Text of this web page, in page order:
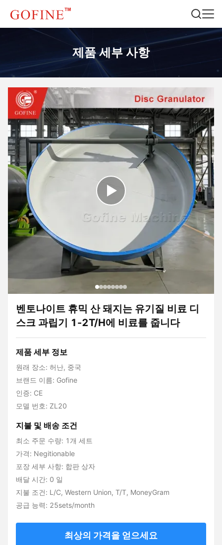
제품 세부 사항
벤토나이트 휴믹 산 돼지는 유기질 비료 디
스크 과립기 1-2T/H에 비료를 줍니다
제품 세부 정보
원래 장소: 허난, 중국
브랜드 이름: Gofine
인증: CE
모델 번호: ZL20
지불 및 배송 조건
최소 주문 수량: 1개 세트
가격: Negitionable
포장 세부 사항: 합판 상자
배달 시간: 0 일
지불 조건: L/C, Western Union, T/T, MoneyGram
공급 능력: 25sets/month
최상의 가격을 얻으세요